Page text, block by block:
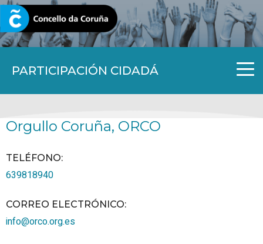
PARTICIPACIÓN CIDADÁ
CORUNA.GAL
Orgullo Coruña, ORCO
TELÉFONO:
639818940
CORREO ELECTRÓNICO:
info@orco.org.es